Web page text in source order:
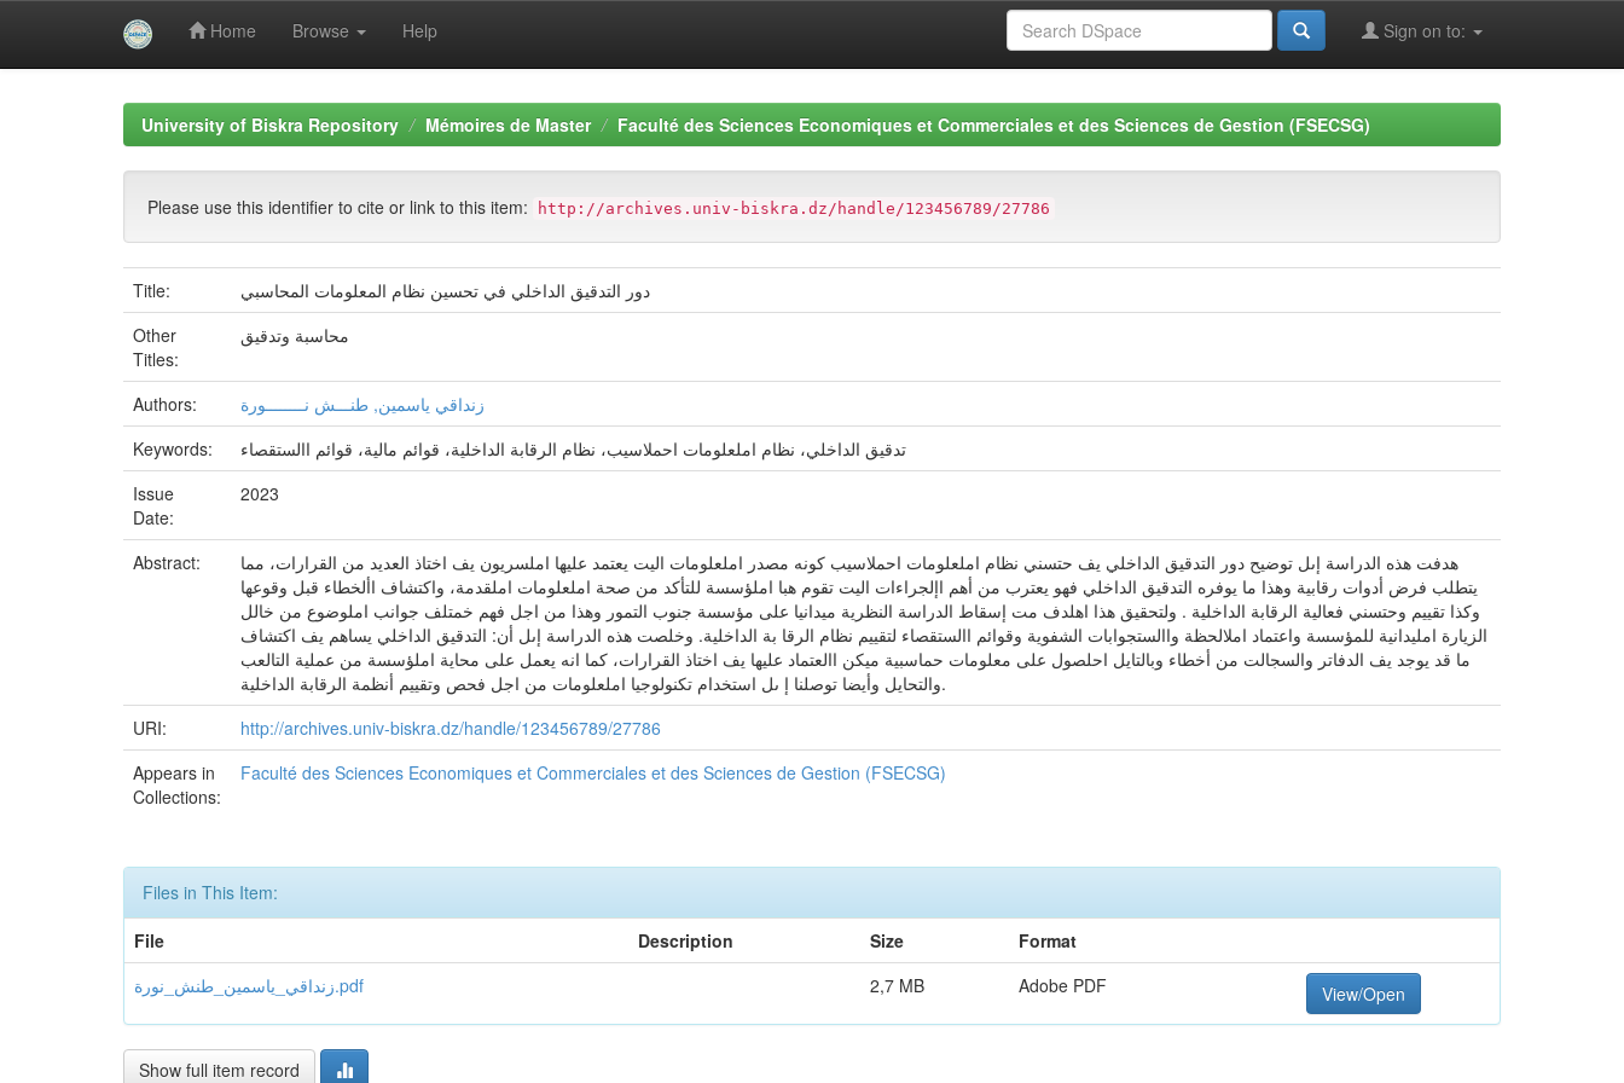
Home Browse Help Sign on to:
University of Biskra Repository Mémoires de Master Faculté des Sciences Economiques et Commerciales et des Sciences de Gestion (FSECSG)
Please use this identifier to cite or link to this item: http://archives.univ-biskra.dz/handle/123456789/27786
Title:
دور التدقيق الداخلي في تحسين نظام المعلومات المحاسبي
Other
Titles:
محاسبة وتدقيق
Authors:
زنداقي ياسمين, طنـــش نــــــــورة
Keywords:
تدقيق الداخلي، نظام املعلومات احملاسيب، نظام الرقابة الداخلية، قوائم مالية، قوائم االستقصاء
Issue
Date:
2023
Abstract:
هدفت هذه الدراسة إىل توضيح دور التدقيق الداخلي يف حتسني نظام املعلومات احملاسيب كونه مصدر املعلومات اليت يعتمد عليها املسريون يف اختاذ العديد من القرارات، مما
يتطلب فرض أدوات رقابية وهذا ما يوفره التدقيق الداخلي فهو يعترب من أهم اإلجراءات اليت تقوم هبا املؤسسة للتأكد من صحة املعلومات املقدمة، واكتشاف األخطاء قبل وقوعها
وكذا تقييم وحتسني فعالية الرقابة الداخلية . ولتحقيق هذا اهلدف مت إسقاط الدراسة النظرية ميدانيا على مؤسسة جنوب التمور وهذا من اجل فهم خمتلف جوانب املوضوع من خالل
الزيارة امليدانية للمؤسسة واعتماد املالحظة واالستجوابات الشفوية وقوائم االستقصاء لتقييم نظام الرقا بة الداخلية. وخلصت هذه الدراسة إىل أن: التدقيق الداخلي يساهم يف اكتشاف
ما قد يوجد يف الدفاتر والسجالت من أخطاء وبالتايل احلصول على معلومات حماسبية ميكن االعتماد عليها يف اختاذ القرارات، كما انه يعمل على محاية املؤسسة من عملية التالعب
والتحايل وأيضا توصلنا إ ىل استخدام تكنولوجيا املعلومات من اجل فحص وتقييم أنظمة الرقابة الداخلية.
URI:
http://archives.univ-biskra.dz/handle/123456789/27786
Appears in
Collections:
Faculté des Sciences Economiques et Commerciales et des Sciences de Gestion (FSECSG)
Files in This Item:
File
Description Size
Format
زنداقي_ياسمين_طنش_نورة.pdf
2,7 MB Adobe PDF View/Open
Show full item record